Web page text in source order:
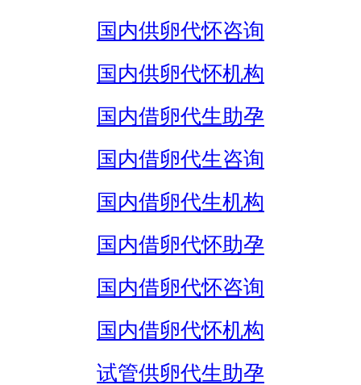
国内供卵代怀咨询
国内供卵代怀机构
国内借卵代生助孕
国内借卵代生咨询
国内借卵代生机构
国内借卵代怀助孕
国内借卵代怀咨询
国内借卵代怀机构
试管供卵代生助孕